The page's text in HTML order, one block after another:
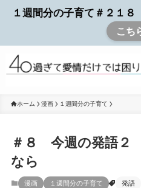
１週間分の子育て＃２１
こち
ホーム 漫画 １週間分の子育て
＃８ 今週の発語２
なら
漫画 １週間分の子育て 発語